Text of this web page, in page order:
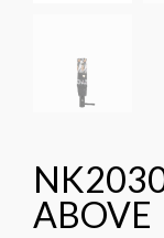
ABOVE